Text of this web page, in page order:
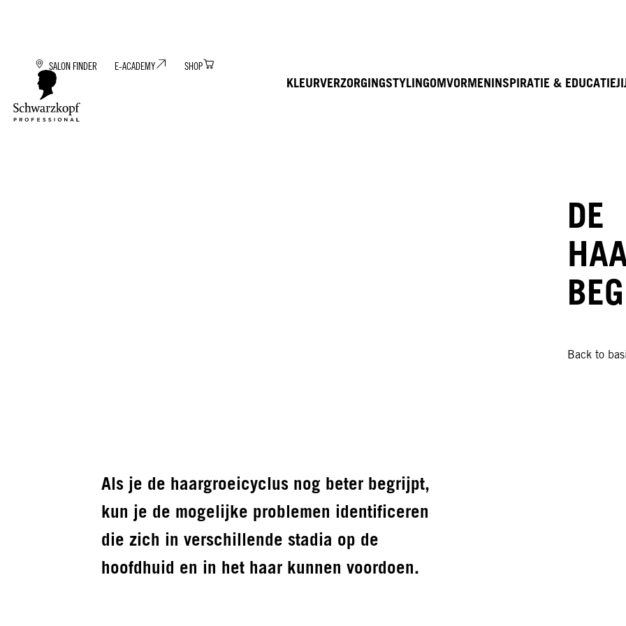
KLEURVERZORGINGSTYLINGOMVORMENINSPIRATIE & EDUCATIE
SALON FINDER E-ACADEMY SHOP
DE
Back to
Als je de haargroeicyclus nog beter begrijpt,
kun je de mogelijke problemen identificeren
die zich in verschillende stadia op de
hoofdhuid en in het haar kunnen voordoen.